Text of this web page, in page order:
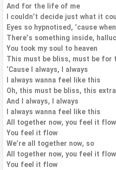
And for the life of me
I couldn’t decide just what it
Eyes so hypnotised, ’cause
There’s something inside,
You took my soul to heaven
This must be bliss, must be for
‘Cause I always, I always
I always wanna feel like this
Oh, this must be bliss, this
And I always, I always
I always wanna feel like this
All together now, you feel it flow
You feel it flow
We’re all together now, so
All together now, you feel it flow
You feel it flow